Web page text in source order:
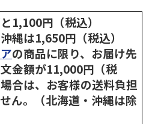
1,100円（税込）
縄は1,650円（税込）
の商品に限り、お届け先
金額が11,000円（税
合は、お客様の送料負担
ん。（北海道・沖縄は除